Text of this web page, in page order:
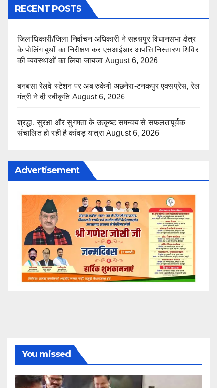
RECENT POSTS
जिलाधिकारी/जिला निर्वाचन अधिकारी ने सहसपुर विधानसभा क्षेत्र
के पोलिंग बूथों का निरीक्षण कर एसआईआर आपत्ति निस्तारण शिविर
की व्यवस्थाओं का लिया जायजा August 6, 2026
बनबसा रेलवे स्टेशन पर अब रुकेगी अछनेरा-टनकपुर एक्सप्रेस, रेल
मंत्री ने दी स्वीकृति August 6, 2026
श्रद्धा, सुरक्षा और सुगमता के उत्कृष्ट समन्वय से सफलतापूर्वक
संचालित हो रही है कांवड़ यात्रा August 6, 2026
Advertisement
You missed